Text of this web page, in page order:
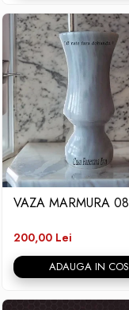
VAZA MARMURA 08
200,00 Lei
ADAUGA IN COS